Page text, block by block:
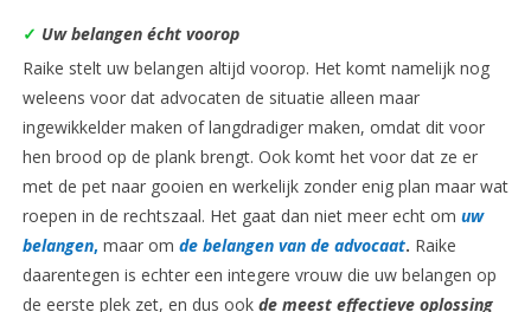
✓ Uw belangen écht voorop
Raike stelt uw belangen altijd voorop. Het komt namelijk nog
weleens voor dat advocaten de situatie alleen maar
ingewikkelder maken of langdradiger maken, omdat dit voor
hen brood op de plank brengt. Ook komt het voor dat ze er
met de pet naar gooien en werkelijk zonder enig plan maar wat
roepen in de rechtszaal. Het gaat dan niet meer echt om uw
belangen, maar om de belangen van de advocaat. Raike
daarentegen is echter een integere vrouw die uw belangen op
de eerste plek zet, en dus ook de meest effectieve oplossing